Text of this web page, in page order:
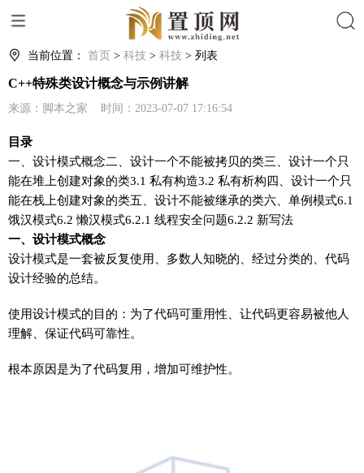
当前位置： 首页 > 科技 > 科技 > 列表
C++特殊类设计概念与示例讲解
来源：脚本之家 时间：2023-07-07 17:16:54
目录
一、设计模式概念二、设计一个不能被拷贝的类三、设计一个只
能在堆上创建对象的类3.1 私有构造3.2 私有析构四、设计一个只
能在栈上创建对象的类五、设计不能被继承的类六、单例模式6.1
饿汉模式6.2 懒汉模式6.2.1 线程安全问题6.2.2 新写法
一、设计模式概念
设计模式是一套被反复使用、多数人知晓的、经过分类的、代码
设计经验的总结。
使用设计模式的目的：为了代码可重用性、让代码更容易被他人
理解、保证代码可靠性。
根本原因是为了代码复用，增加可维护性。